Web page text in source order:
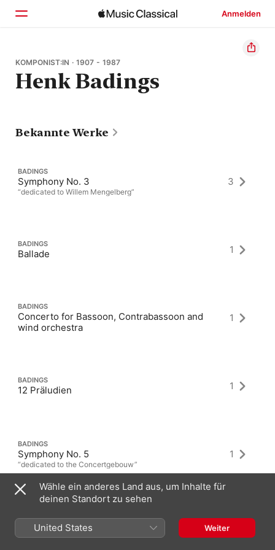
Anmelden
Startseite
Entdecken
KOMPONIST:IN · 1907 - 1987
Henk Badings
Bekannte Werke
BADINGS
Symphony No. 3
“dedicated to Willem Mengelberg”
3
BADINGS
Ballade 1
BADINGS
Concerto for Bassoon, Contrabassoon and
wind orchestra
1
BADINGS
12 Präludien 1
BADINGS
Symphony No. 5
“dedicated to the Concertgebouw”
1
Wähle ein anderes Land aus, um Inhalte für
deinen Standort zu sehen
United States Weiter